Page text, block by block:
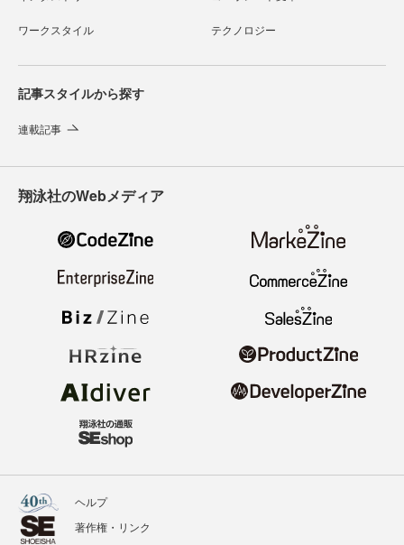
ワークスタイル テクノロジー
記事スタイルから探す
連載記事
翔泳社のWebメディア
ヘルプ
著作権・リンク